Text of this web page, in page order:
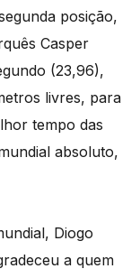
posição,
Casper
(23,96),
livres, para
tempo das
absoluto,
Diogo
a quem